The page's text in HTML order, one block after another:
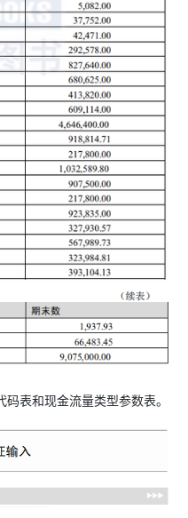
表和现金流量类型参数表。